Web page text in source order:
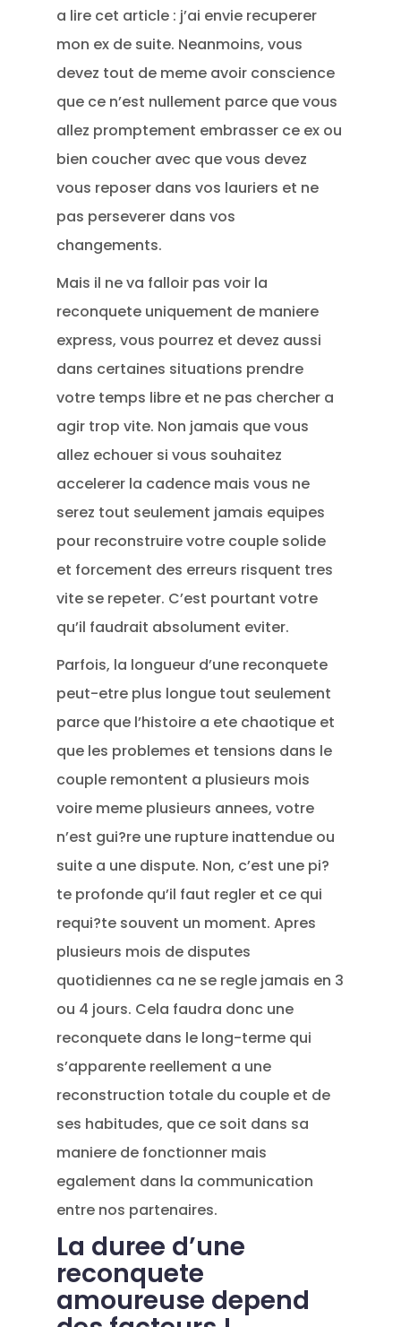
a lire cet article : j’ai envie recuperer
mon ex de suite. Neanmoins, vous
devez tout de meme avoir conscience
que ce n’est nullement parce que vous
allez promptement embrasser ce ex ou
bien coucher avec que vous devez
vous reposer dans vos lauriers et ne
pas perseverer dans vos
changements.
Mais il ne va falloir pas voir la
reconquete uniquement de maniere
express, vous pourrez et devez aussi
dans certaines situations prendre
votre temps libre et ne pas chercher a
agir trop vite. Non jamais que vous
allez echouer si vous souhaitez
accelerer la cadence mais vous ne
serez tout seulement jamais equipes
pour reconstruire votre couple solide
et forcement des erreurs risquent tres
vite se repeter. C’est pourtant votre
qu’il faudrait absolument eviter.
Parfois, la longueur d’une reconquete
peut-etre plus longue tout seulement
parce que l’histoire a ete chaotique et
que les problemes et tensions dans le
couple remontent a plusieurs mois
voire meme plusieurs annees, votre
n’est gui?re une rupture inattendue ou
suite a une dispute. Non, c’est une pi?
te profonde qu’il faut regler et ce qui
requi?te souvent un moment. Apres
plusieurs mois de disputes
quotidiennes ca ne se regle jamais en 3
ou 4 jours. Cela faudra donc une
reconquete dans le long-terme qui
s’apparente reellement a une
reconstruction totale du couple et de
ses habitudes, que ce soit dans sa
maniere de fonctionner mais
egalement dans la communication
entre nos partenaires.
La duree d’une
reconquete
amoureuse depend